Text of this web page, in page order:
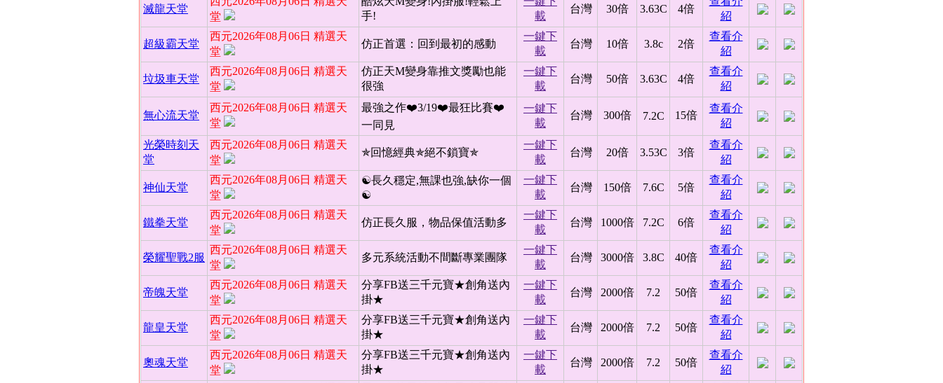
滅龍天堂
堂
手!
載
台灣 30倍 3.63C 4倍
紹
超級霸天堂
西元2026年08月06日 精選天
堂
仿正首選：回到最初的感動
一鍵下
載
台灣 10倍 3.8c 2倍
查看介
紹
垃圾車天堂
西元2026年08月06日 精選天
堂
仿正天M變身靠推文獎勵也能
很強
一鍵下
載
台灣 50倍 3.63C 4倍
查看介
紹
無心流天堂
西元2026年08月06日 精選天
堂
最強之作❤️3/19❤️最狂比賽❤️
一同見
一鍵下
載
台灣 300倍 7.2C 15倍
查看介
紹
光榮時刻天
堂
西元2026年08月06日 精選天
堂
✯回憶經典✯絕不鎖寶✯
一鍵下
載
台灣 20倍 3.53C 3倍
查看介
紹
神仙天堂
西元2026年08月06日 精選天
堂
☯長久穩定,無課也強,缺你一個
☯
一鍵下
載
台灣 150倍 7.6C 5倍
查看介
紹
鐵拳天堂
西元2026年08月06日 精選天
堂
仿正長久服，物品保值活動多
一鍵下
載
台灣 1000倍 7.2C 6倍
查看介
紹
榮耀聖戰2服
西元2026年08月06日 精選天
堂
多元系統活動不間斷專業團隊
一鍵下
載
台灣 3000倍 3.8C 40倍
查看介
紹
帝魄天堂
西元2026年08月06日 精選天
堂
分享FB送三千元寶★創角送內
掛★
一鍵下
載
台灣 2000倍 7.2 50倍
查看介
紹
龍皇天堂
西元2026年08月06日 精選天
堂
分享FB送三千元寶★創角送內
掛★
一鍵下
載
台灣 2000倍 7.2 50倍
查看介
紹
奧魂天堂
西元2026年08月06日 精選天
堂
分享FB送三千元寶★創角送內
掛★
一鍵下
載
台灣 2000倍 7.2 50倍
查看介
紹